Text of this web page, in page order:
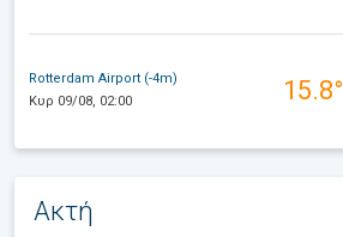
Rotterdam Airport (-4m)
Κυρ 09/08, 02:00
15.8°
Ακτή